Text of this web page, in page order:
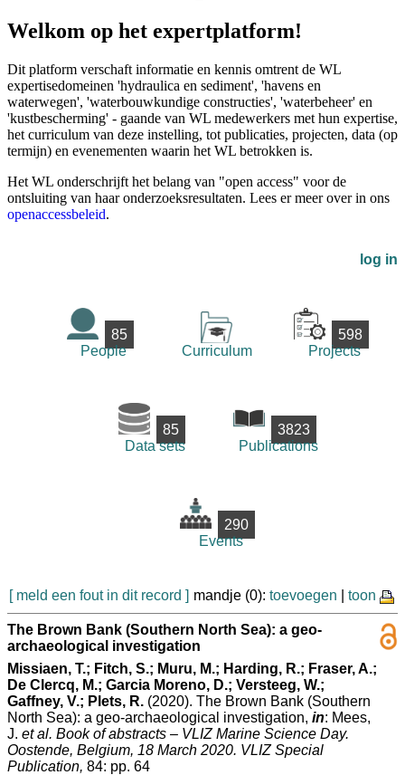
Welkom op het expertplatform!
Dit platform verschaft informatie en kennis omtrent de WL
expertisedomeinen 'hydraulica en sediment', 'havens en
waterwegen', 'waterbouwkundige constructies', 'waterbeheer' en
'kustbescherming' - gaande van WL medewerkers met hun expertise,
het curriculum van deze instelling, tot publicaties, projecten, data (op
termijn) en evenementen waarin het WL betrokken is.
Het WL onderschrijft het belang van "open access" voor de
ontsluiting van haar onderzoeksresultaten. Lees er meer over in ons
openaccessbeleid.
log in
85
People
Curriculum
598
Projects
85
Data sets
3823
Publications
290
Events
[ meld een fout in dit record ] mandje (0): toevoegen toon
The Brown Bank (Southern North Sea): a geo-
archaeological investigation
Missiaen, T.; Fitch, S.; Muru, M.; Harding, R.; Fraser, A.;
De Clercq, M.; Garcia Moreno, D.; Versteeg, W.;
Gaffney, V.; Plets, R. (2020). The Brown Bank (Southern
North Sea): a geo-archaeological investigation, in: Mees,
J. et al. Book of abstracts – VLIZ Marine Science Day.
Oostende, Belgium, 18 March 2020. VLIZ Special
Publication, 84: pp. 64